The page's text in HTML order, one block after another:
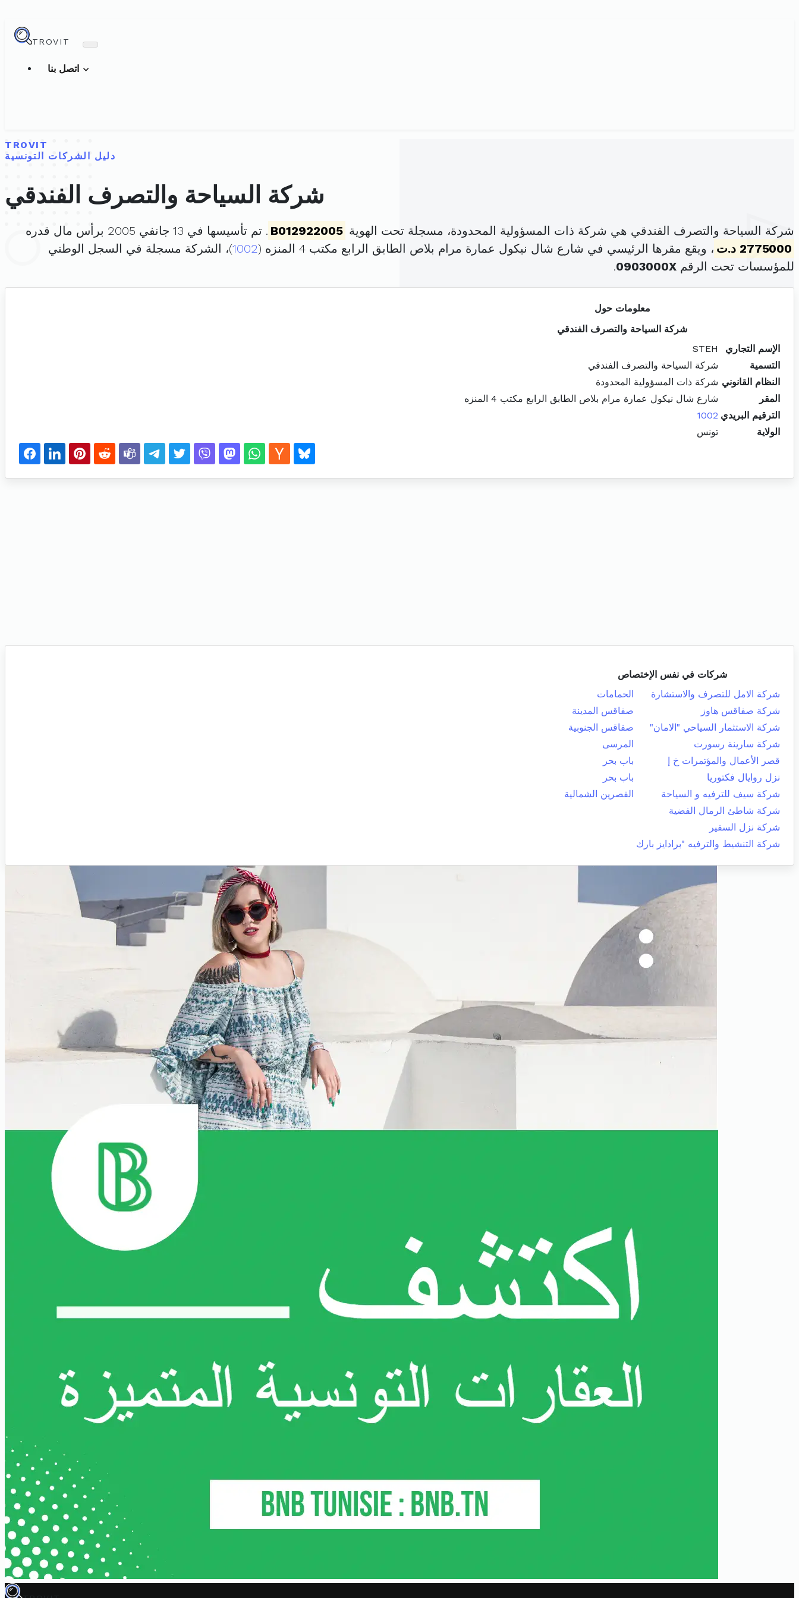
TROVIT
TROVIT
دليل الشركات التونسية
شركة السياحة والتصرف الفندقي
شركة السياحة والتصرف الفندقي هي شركة ذات المسؤولية المحدودة، مسجلة تحت الهوية B012922005 . تم تأسيسها في 13 جانفي 2005 برأس مال قدره
2775000 د.ت
، ويقع مقرها الرئيسي في شارع شال نيكول عمارة مرام بلاص الطابق الرابع مكتب 4 المنزه ( 1002)، الشركة مسجلة في السجل الوطني
للمؤسسات تحت الرقم 0903000X
.
معلومات حول
شركة السياحة والتصرف الفندقي
الإسم التجاري
STEH
التسمية
شركة السياحة والتصرف الفندقي
النظام القانوني شركة ذات المسؤولية المحدودة
المقر
شارع شال نيكول عمارة مرام بلاص الطابق الرابع مكتب 4 المنزه
الترقيم البريدي 1002
الولاية
تونس
شركات في نفس الإختصاص
شركة الامل للتصرف والاستشارة
الحمامات
شركة صفاقس هاوز
صفاقس المدينة
شركة الاستثمار السياحي "الامان"
صفاقس الجنوبية
شركة سارينة رسورت
المرسى
قصر الأعمال والمؤتمرات خ إ
باب بحر
نزل روايال فكتوريا
باب بحر
شركة سيف للترفيه و السياحة
القصرين الشمالية
شركة شاطئ الرمال الفضية
شركة نزل السفير
شركة التنشيط والترفيه "برادايز بارك